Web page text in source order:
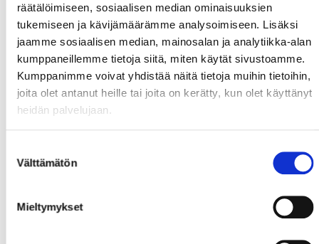
räätälöimiseen, sosiaalisen median ominaisuuksien
tukemiseen ja kävijämäärämme analysoimiseen. Lisäksi
jaamme sosiaalisen median, mainosalan ja analytiikka-alan
kumppaneillemme tietoja siitä, miten käytät sivustoamme.
Kumppanimme voivat yhdistää näitä tietoja muihin tietoihin,
joita olet antanut heille tai joita on kerätty, kun olet käyttänyt
heidän palvelujaan.
valinta
Välttämätön
Mieltymykset